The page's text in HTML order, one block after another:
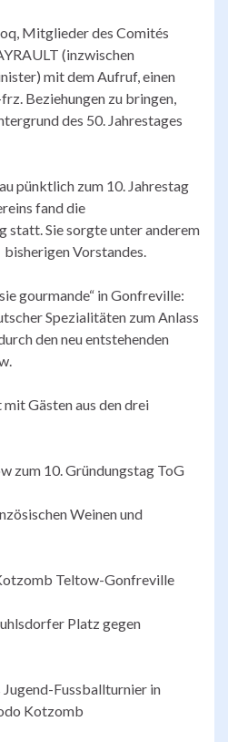
Mitglieder des Comités
(inzwischen
mit dem Aufruf, einen
Beziehungen zu bringen,
des 50. Jahrestages
pünktlich zum 10. Jahrestag
fand die
statt. Sie sorgte unter anderem
Vorstandes.
gourmande“ in Gonfreville:
Spezialitäten zum Anlass
den neu entstehenden
Gästen aus den drei
zum 10. Gründungstag ToG
Weinen und
Teltow-Gonfreville
Platz gegen
Fussballturnier in
Kotzomb